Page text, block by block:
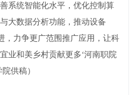
系统智能化水平，优化控制算
大数据分析功能，推动设备
，力争更广范围推广应用，让科
业和美乡村贡献更多‘河南职院
供稿）